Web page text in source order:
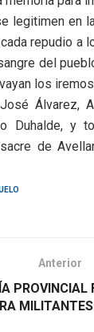
legitimen en
repudio a
del
los
Álvarez,
Duhalde, y
de
Anterior
PROVINCIAL